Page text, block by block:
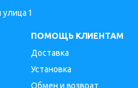
1
ПОМОЩЬ КЛИЕНТАМ
Доставка
Установка
Обмен и возврат